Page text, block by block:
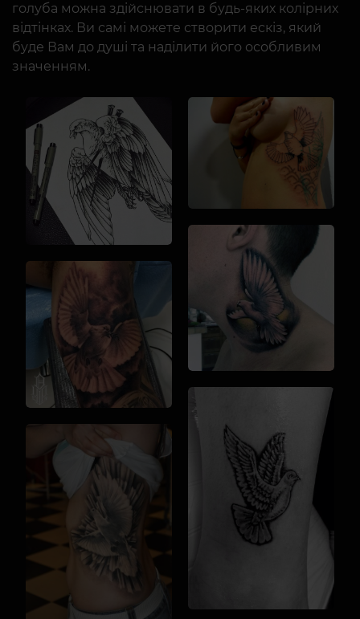
голуба можна здійснювати в будь-яких колірних
відтінках. Ви самі можете створити ескіз, який
буде Вам до душі та наділити його особливим
значенням.